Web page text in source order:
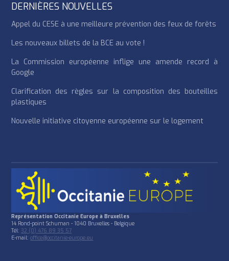
DERNIÈRES NOUVELLES
Appel du CESE à une meilleure prévention des feux de forêts
Les nouveaux billets de la BCE au vote !
La Commission européenne inflige une amende record à
Google
Clarification des règles sur la composition des bouteilles
plastiques
Nouvelle initiative citoyenne européenne sur le logement
Représentation Occitanie Europe à Bruxelles
14 Rond-point Schuman - 1040 Bruxelles - Belgique
Tél:32 (0) 476 89 35 57
E-mail:office@occitanie-europe.eu